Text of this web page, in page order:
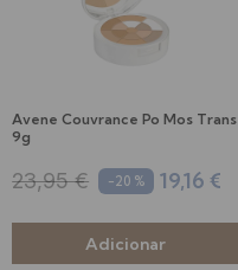
Avene Couvrance Po Mos Trans
9g
23,95 € -20 % 19,16 €